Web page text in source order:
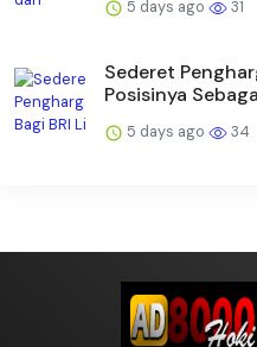
5 days ago 31
Sederet
Posisinya
5 days ago 34